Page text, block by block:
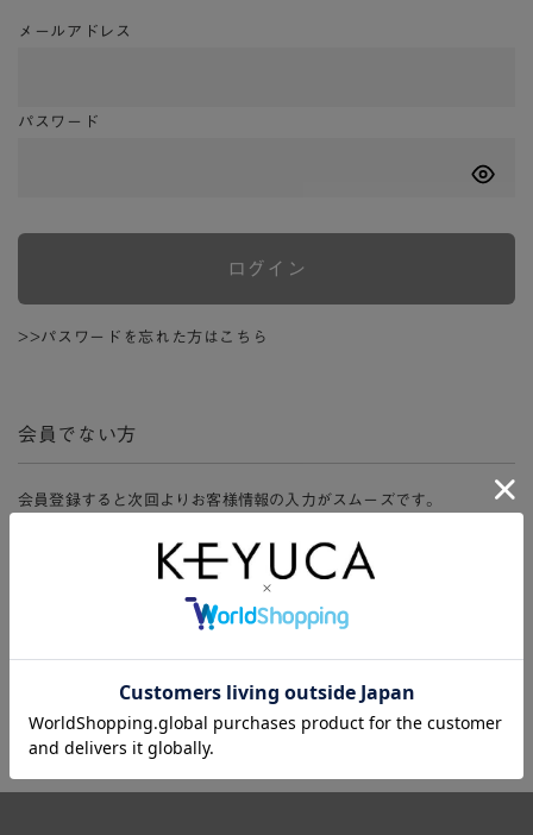
メールアドレス
パスワード
ログイン
>>パスワードを忘れた方はこちら
会員でない方
会員登録すると次回よりお客様情報の入力がスムーズです。
ージ、購入履歴をご利用いただけます。